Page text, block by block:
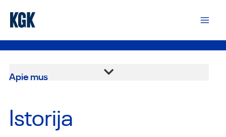
prie
Apie mus
Istorija